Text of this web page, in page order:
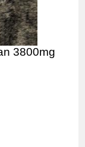
3800mg